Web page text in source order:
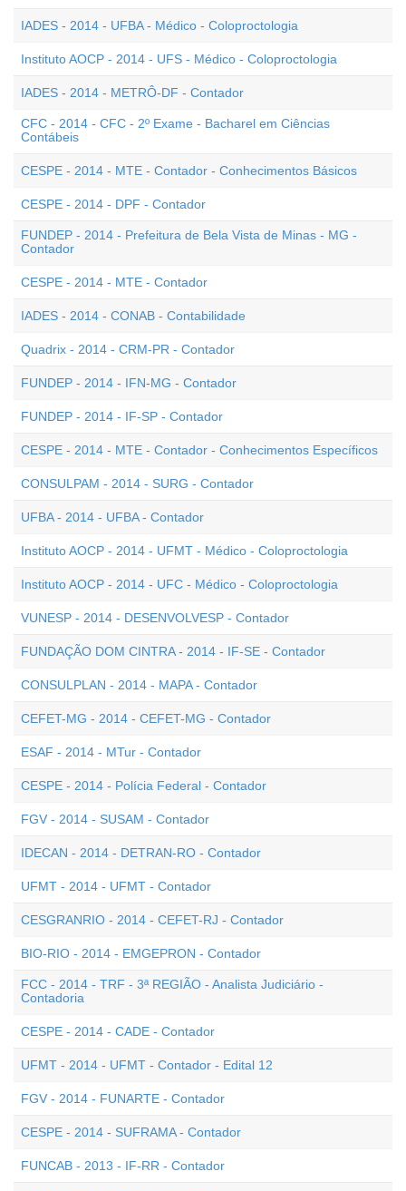
IADES - 2014 - UFBA - Médico - Coloproctologia
Instituto AOCP - 2014 - UFS - Médico - Coloproctologia
IADES - 2014 - METRÔ-DF - Contador
CFC - 2014 - CFC - 2º Exame - Bacharel em Ciências
Contábeis
CESPE - 2014 - MTE - Contador - Conhecimentos Básicos
CESPE - 2014 - DPF - Contador
FUNDEP - 2014 - Prefeitura de Bela Vista de Minas - MG -
Contador
CESPE - 2014 - MTE - Contador
IADES - 2014 - CONAB - Contabilidade
Quadrix - 2014 - CRM-PR - Contador
FUNDEP - 2014 - IFN-MG - Contador
FUNDEP - 2014 - IF-SP - Contador
CESPE - 2014 - MTE - Contador - Conhecimentos Específicos
CONSULPAM - 2014 - SURG - Contador
UFBA - 2014 - UFBA - Contador
Instituto AOCP - 2014 - UFMT - Médico - Coloproctologia
Instituto AOCP - 2014 - UFC - Médico - Coloproctologia
VUNESP - 2014 - DESENVOLVESP - Contador
FUNDAÇÃO DOM CINTRA - 2014 - IF-SE - Contador
CONSULPLAN - 2014 - MAPA - Contador
CEFET-MG - 2014 - CEFET-MG - Contador
ESAF - 2014 - MTur - Contador
CESPE - 2014 - Polícia Federal - Contador
FGV - 2014 - SUSAM - Contador
IDECAN - 2014 - DETRAN-RO - Contador
UFMT - 2014 - UFMT - Contador
CESGRANRIO - 2014 - CEFET-RJ - Contador
BIO-RIO - 2014 - EMGEPRON - Contador
FCC - 2014 - TRF - 3ª REGIÃO - Analista Judiciário -
Contadoria
CESPE - 2014 - CADE - Contador
UFMT - 2014 - UFMT - Contador - Edital 12
FGV - 2014 - FUNARTE - Contador
CESPE - 2014 - SUFRAMA - Contador
FUNCAB - 2013 - IF-RR - Contador